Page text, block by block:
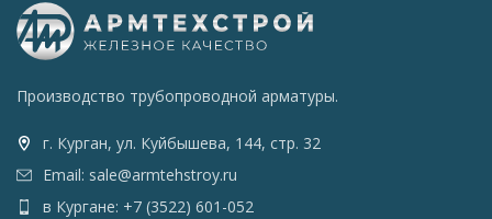
Производство трубопроводной арматуры.
г. Курган, ул. Куйбышева, 144, стр. 32
Email: sale@armtehstroy.ru
в Кургане: +7 (3522) 601-052